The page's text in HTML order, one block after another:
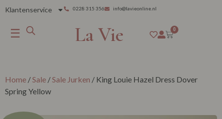
Klantenservice 0228 315 356 info@lavieonline.nl
☰ La Vie 0
Home /Sale /Sale Jurken / King Louie Hazel Dress Dover
Spring Yellow